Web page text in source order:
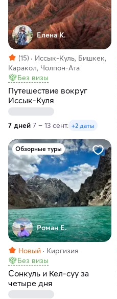
Елена К.
(15)
Иссык-Куль, Бишкек,
Каракол, Чолпон-Ата
Без визы
Путешествие вокруг
Иссык-Куля
7 дней 7 – 13 сент. +2 даты
Обзорные туры
Роман Е.
Новый
Киргизия
Без визы
Сонкуль и Кел-суу за
четыре дня